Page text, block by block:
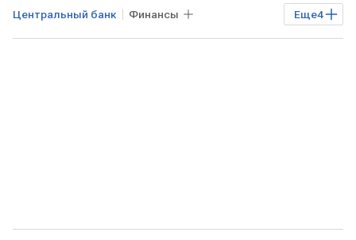
Еще4
Центральный банк Финансы
Экономика Мировая экономика